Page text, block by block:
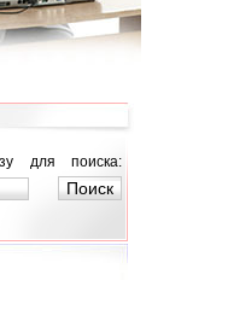
для поиска: